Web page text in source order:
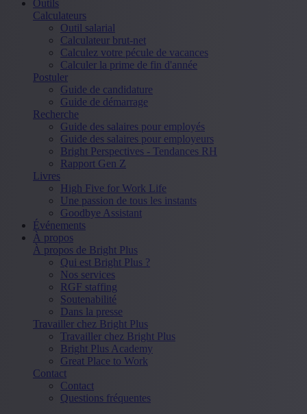
Outils
Calculateurs
Outil salarial
Calculateur brut-net
Calculez votre pécule de vacances
Calculer la prime de fin d'année
Postuler
Guide de candidature
Guide de démarrage
Recherche
Guide des salaires pour employés
Guide des salaires pour employeurs
Bright Perspectives - Tendances RH
Rapport Gen Z
Livres
High Five for Work Life
Une passion de tous les instants
Goodbye Assistant
Événements
À propos
À propos de Bright Plus
Qui est Bright Plus ?
Nos services
RGF staffing
Soutenabilité
Dans la presse
Travailler chez Bright Plus
Travailler chez Bright Plus
Bright Plus Academy
Great Place to Work
Contact
Contact
Questions fréquentes